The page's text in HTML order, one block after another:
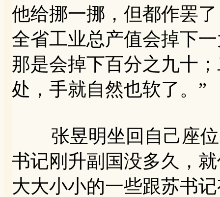
他给挪一挪，但都作罢
全省工业总产值会掉下
那是会掉下百分之九十
处，手就自然也软了。”
张昱明坐回自己座位
书记刚升副国没多久，
大大小小的一些跟苏书